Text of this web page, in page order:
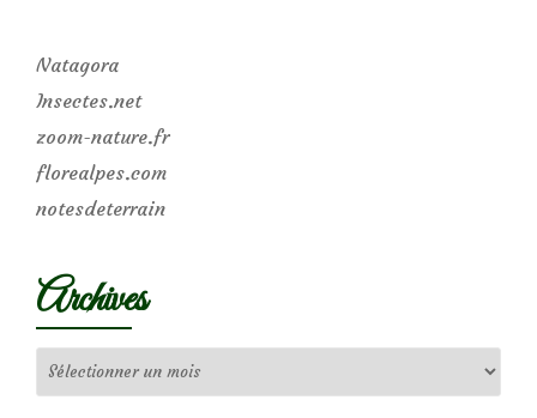
Natagora
Insectes.net
zoom-nature.fr
florealpes.com
notesdeterrain
Archives